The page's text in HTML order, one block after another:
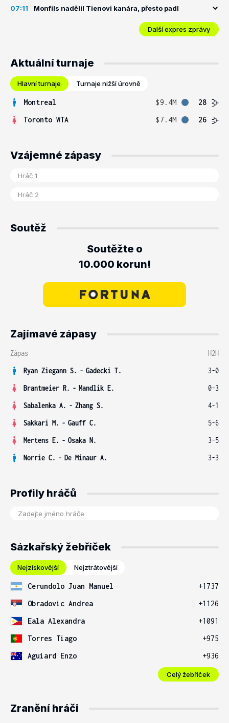
07:11 Monfils nadělil Tienovi kanára, přesto padl
Další expres zprávy
Aktuální turnaje
Hlavní turnaje Turnaje nižší úrovně
Montreal $9.4M
28
Toronto WTA
$7.4M 26
Vzájemné zápasy
Soutěž
Soutěžte o
10.000 korun!
Zajímavé zápasy
Zápas
H2H
Ryan Ziegann S. - Gadecki T.
3-0
Brantmeier R. - Mandlik E.
0-3
Sabalenka A. - Zhang S.
4-1
Sakkari M. - Gauff C.
5-6
Mertens E. - Osaka N.
3-5
Norrie C. - De Minaur A. 3-3
Profily hráčů
Sázkařský žebříček
Nejziskovější Nejztrátovější
Cerundolo Juan Manuel
+1737
Obradovic Andrea
+1126
Eala Alexandra
+1091
Torres Tiago
+975
Aguiard Enzo
+936
Celý žebříček
Zranění hráči